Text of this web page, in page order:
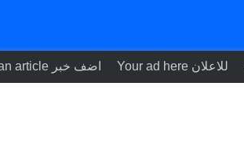
للاعلان Your ad here اضف خبر Add an article